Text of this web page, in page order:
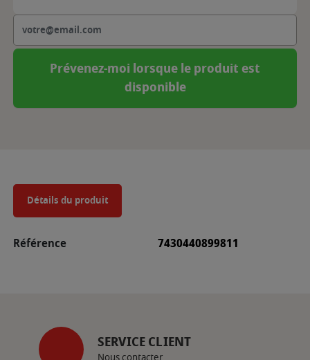
Prévenez-moi lorsque le produit est
disponible
Détails du produit
Référence 7430440899811
SERVICE CLIENT